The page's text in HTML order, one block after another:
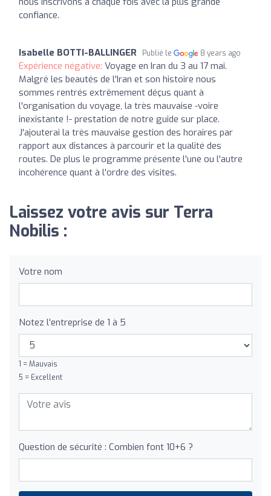
confiance.
Isabelle BOTTI-BALLINGER Publié le 8 years ago
Expérience négative: Voyage en Iran du 3 au 17 mai.
Malgré les beautés de l'Iran et son histoire nous
sommes rentrés extrêmement déçus quant à
l'organisation du voyage, la très mauvaise -voire
inexistante !- prestation de notre guide sur place.
J'ajouterai la très mauvaise gestion des horaires par
rapport aux distances à parcourir et la qualité des
routes. De plus le programme présente l'une ou l'autre
incohérence quant à l'ordre des visites.
Laissez votre avis sur Terra
Nobilis :
Votre nom
Notez l'entreprise de 1 à 5
1 = Mauvais
5 = Excellent
Question de sécurité : Combien font 10+6 ?